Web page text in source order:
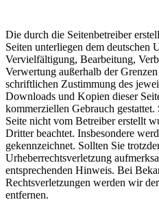
Die durch die Seitenbetreiber
Seiten unterliegen dem deutschen
Vervielfältigung, Bearbeitung,
Verwertung außerhalb der
schriftlichen Zustimmung des
Downloads und Kopien dieser
kommerziellen Gebrauch
Seite nicht vom Betreiber erstellt
Dritter beachtet. Insbesondere
gekennzeichnet. Sollten Sie
Urheberrechtsverletzung
entsprechenden Hinweis. Bei
Rechtsverletzungen werden wir
entfernen.